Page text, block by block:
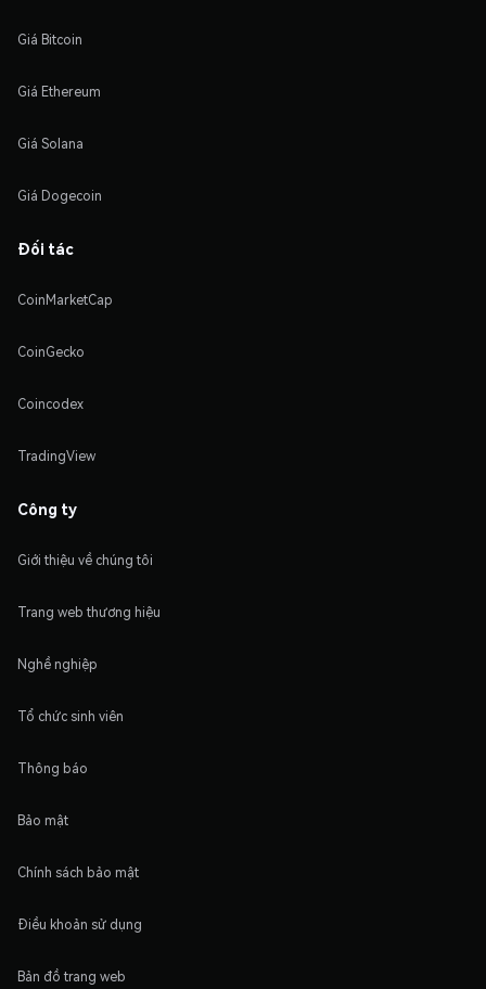
Giá Bitcoin
Giá Ethereum
Giá Solana
Giá Dogecoin
Đối tác
CoinMarketCap
CoinGecko
Coincodex
TradingView
Công ty
Giới thiệu về chúng tôi
Trang web thương hiệu
Nghề nghiệp
Tổ chức sinh viên
Thông báo
Bảo mật
Chính sách bảo mật
Điều khoản sử dụng
Bản đồ trang web